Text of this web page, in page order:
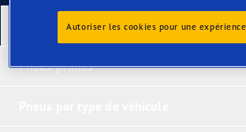
Nos derniers produits
Pneus primés
Autoriser les cookies pour une